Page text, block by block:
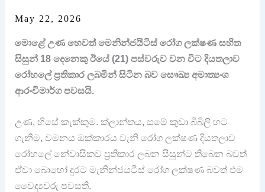
May 22, 2026
මොළේ උණ හෙවත් මෙනින්ජයිටිස් රෝග ලක්ෂණ සහිත
සිසුන් 18 දෙනෙකු ඊයේ (21) පස්වරුව වන විට දියතලාව
රෝහලේ ප්‍රතිකාර ලබමින් සිටින බව සෞඛ්‍ය අමාත්‍යංශ
ආරංචිමාර්ග පවසයි.
උණ, හිසේ කැක්කුම. ක්ලාන්තය, සමේ කුඩා බිබිලි හට
ගැනීම, වමනය ඔක්කාරය වැනි රෝග ලක්ෂණ දියතලාව
රෝහලේ නේවාසිකව ප්‍රතිකාර ලබන සිසුන්ට තිබෙන බවත්
ඒවා බොහෝ දුරට මැනින්ජයටීස් රෝග ලක්ෂණ බවත් එම
වෛද්‍යවරු පවසති.